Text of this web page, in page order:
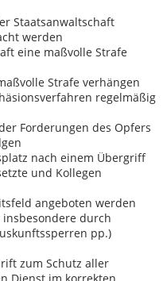
Staatsanwaltschaft
werden
eine maßvolle Strafe
Strafe verhängen
regelmäßig
Forderungen des Opfers
nach einem Übergriff
und Kollegen
angeboten werden
durch
pp.)
zum Schutz aller
Dienst im korrekten